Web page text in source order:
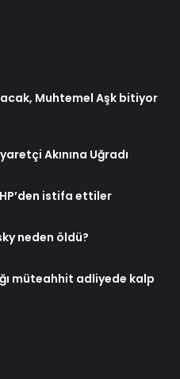
Muhtemel Aşk bitiyor
Akınına Uğradı
istifa ettiler
neden öldü?
müteahhit adliyede kalp